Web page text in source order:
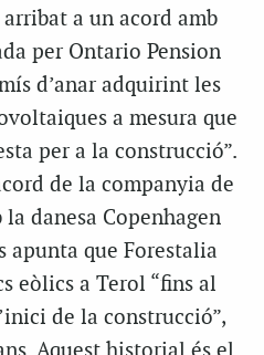
a un acord amb
per Ontario Pension
d’anar adquirint les
a mesura que
per a la construcció”.
de la companyia de
danesa Copenhagen
apunta que Forestalia
eòlics a Terol “fins al
de la construcció”,